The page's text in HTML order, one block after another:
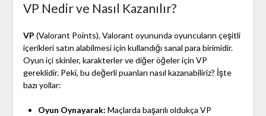
VP Nedir ve Nasıl Kazanılır?
VP (Valorant Points), Valorant oyununda oyuncuların çeşitli
içerikleri satın alabilmesi için kullandığı sanal para birimidir.
Oyun içi skinler, karakterler ve diğer öğeler için VP
gereklidir. Peki, bu değerli puanları nasıl kazanabiliriz? İşte
bazı yollar:
Oyun Oynayarak: Maçlarda başarılı oldukça VP